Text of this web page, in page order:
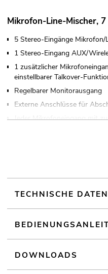
Mikrofon-Line-Mischer, 7
5 Stereo-Eingänge Mikrofon/
1 Stereo-Eingang AUX/
1 zusätzlicher
einstellbarer Talkover-
Regelbarer Monitorausgang
Externe Anschlüsse für
Jeder Mikrofoneingang mit
unter "Downloads" im
TECHNISCHE DATEN
DOWNLOADS